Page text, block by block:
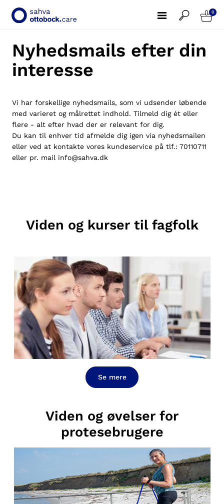
0
Nyhedsmails efter din
interesse
Vi har forskellige nyhedsmails, som vi udsender løbende
med varieret og målrettet indhold. Tilmeld dig ét eller
flere - alt efter hvad der er relevant for dig.
Du kan til enhver tid afmelde dig igen via nyhedsmailen
eller ved at kontakte vores kundeservice på tlf.: 70110711
eller pr. mail info@sahva.dk
Viden og kurser til fagfolk
Se mere
Viden og øvelser for
protesebrugere